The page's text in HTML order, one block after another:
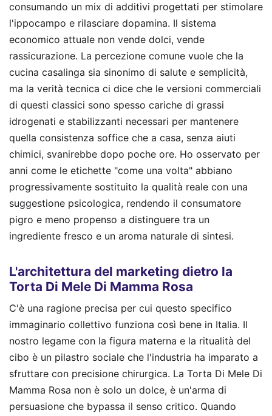
consumando un mix di additivi progettati per stimolare
l'ippocampo e rilasciare dopamina. Il sistema
economico attuale non vende dolci, vende
rassicurazione. La percezione comune vuole che la
cucina casalinga sia sinonimo di salute e semplicità,
ma la verità tecnica ci dice che le versioni commerciali
di questi classici sono spesso cariche di grassi
idrogenati e stabilizzanti necessari per mantenere
quella consistenza soffice che a casa, senza aiuti
chimici, svanirebbe dopo poche ore. Ho osservato per
anni come le etichette "come una volta" abbiano
progressivamente sostituito la qualità reale con una
suggestione psicologica, rendendo il consumatore
pigro e meno propenso a distinguere tra un
ingrediente fresco e un aroma naturale di sintesi.
L'architettura del marketing dietro la
Torta Di Mele Di Mamma Rosa
C'è una ragione precisa per cui questo specifico
immaginario collettivo funziona così bene in Italia. Il
nostro legame con la figura materna e la ritualità del
cibo è un pilastro sociale che l'industria ha imparato a
sfruttare con precisione chirurgica. La Torta Di Mele Di
Mamma Rosa non è solo un dolce, è un'arma di
persuasione che bypassa il senso critico. Quando